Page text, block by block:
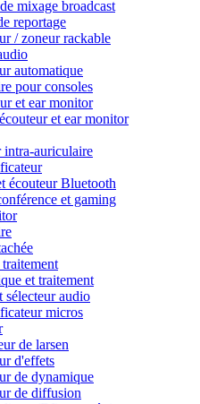
mixage broadcast
reportage
/ zoneur rackable
automatique
pour consoles
et ear monitor
et ear monitor
intra-auriculaire
écouteur Bluetooth
et gaming
et traitement
sélecteur audio
micros
de larsen
d'effets
de dynamique
de diffusion